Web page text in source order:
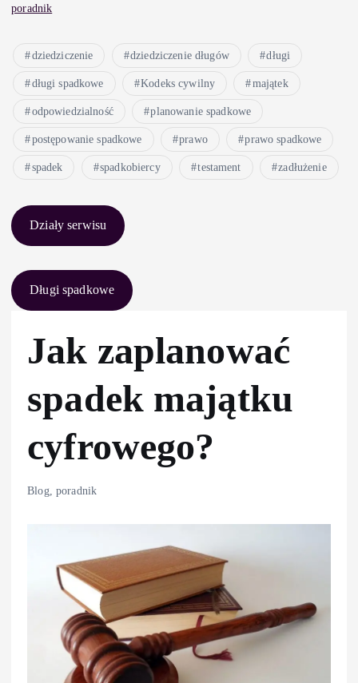
poradnik
dziedziczenie dziedziczenie długów długi
długi spadkowe Kodeks cywilny majątek
odpowiedzialność planowanie spadkowe
postępowanie spadkowe prawo prawo spadkowe
spadek spadkobiercy testament zadłużenie
Działy serwisu
Długi spadkowe
Jak zaplanować
spadek majątku
cyfrowego?
Blog, poradnik